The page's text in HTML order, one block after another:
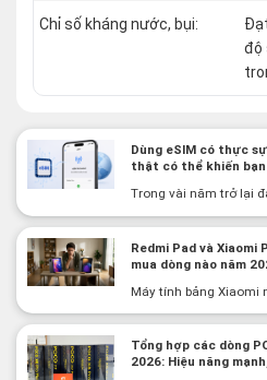
Chỉ số kháng nước, bụi:
độ
Dùng eSIM có thực
thật có thể khiến
Trong vài năm trở lại
Redmi Pad và Xiaomi
mua dòng nào năm
Máy tính bảng Xiaomi
Tổng hợp các dòng
2026: Hiệu năng